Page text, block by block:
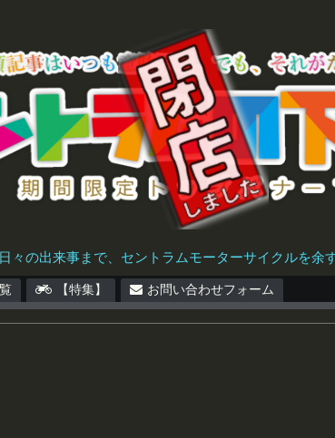
々の出来事まで、セントラムモーターサイクルを余
【特集】 お問い合わせフォーム